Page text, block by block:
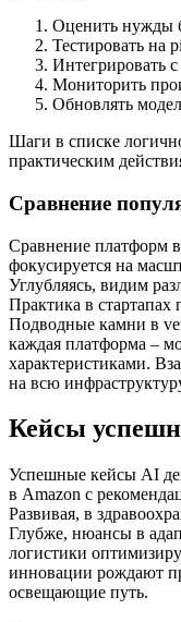
Оценить нужды
Тестировать на
Интегрировать
Мониторить
Обновлять
Шаги в списке
практическим
Сравнение
Сравнение платформ
фокусируется на
Углубляясь, видим
Практика в
Подводные камни в
каждая платформа –
характеристиками.
на всю
Кейсы
Успешные кейсы AI
в Amazon с
Развивая, в
Глубже, нюансы в
логистики
инновации рождают
освещающие путь.